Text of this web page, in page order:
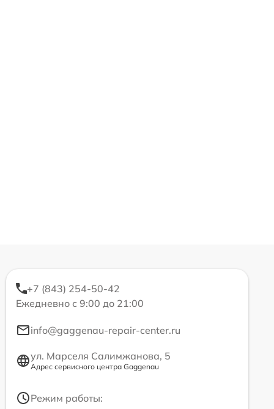
+7 (843) 254-50-42
Ежедневно с 9:00 до 21:00
info@gaggenau-repair-center.ru
ул. Марселя Салимжанова, 5
Адрес сервисного центра Gaggenau
Режим работы: